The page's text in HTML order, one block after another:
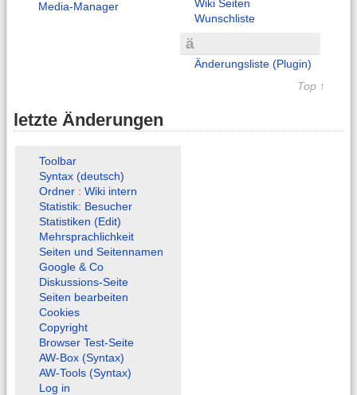
Media-Manager
Wiki Seiten
Wunschliste
ä
Änderungsliste (Plugin)
Top ↑
letzte Änderungen
Toolbar
Syntax (deutsch)
Ordner : Wiki intern
Statistik: Besucher
Statistiken (Edit)
Mehrsprachlichkeit
Seiten und Seitennamen
Google & Co
Diskussions-Seite
Seiten bearbeiten
Cookies
Copyright
Browser Test-Seite
AW-Box (Syntax)
AW-Tools (Syntax)
Log in